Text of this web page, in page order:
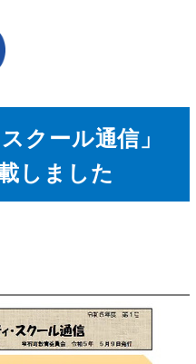
クール通信」
しました